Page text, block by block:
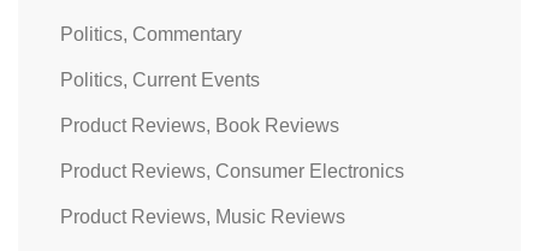
Politics, Commentary
Politics, Current Events
Product Reviews, Book Reviews
Product Reviews, Consumer Electronics
Product Reviews, Music Reviews